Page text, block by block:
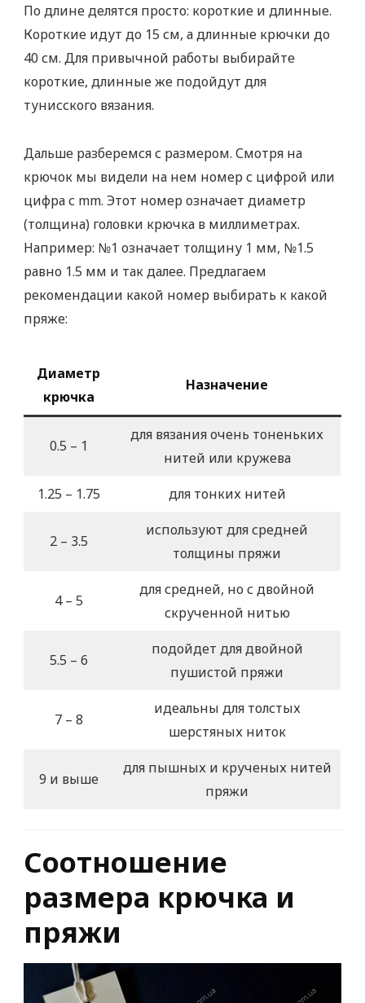
По длине делятся просто: короткие и длинные.
Короткие идут до 15 см, а длинные крючки до
40 см. Для привычной работы выбирайте
короткие, длинные же подойдут для
тунисского вязания.
Дальше разберемся с размером. Смотря на
крючок мы видели на нем номер с цифрой или
цифра с mm. Этот номер означает диаметр
(толщина) головки крючка в миллиметрах.
Например: №1 означает толщину 1 мм, №1.5
равно 1.5 мм и так далее. Предлагаем
рекомендации какой номер выбирать к какой
пряже:
Диаметр
крючка
Назначение
0.5 – 1
для вязания очень тоненьких
нитей или кружева
1.25 – 1.75
для тонких нитей
2 – 3.5
используют для средней
толщины пряжи
4 – 5
для средней, ​​но с двойной
скрученной нитью
5.5 – 6
подойдет для двойной
пушистой пряжи
7 – 8
идеальны для толстых
шерстяных ниток
9 и выше
для пышных и крученых нитей
пряжи
Соотношение
размера крючка и
пряжи